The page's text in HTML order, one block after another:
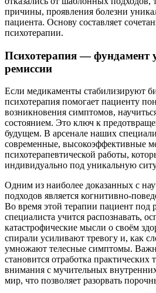
причины, проявления болезни
пациента. Основу составляет
психотерапии.
Психотерапия — фундамент
ремиссии
Если медикаменты стабилизируют
психотерапия помогает пациенту
возникновения симптомов,
состоянием. Это ключ к
будущем. В арсенале наших
современные, высокоэффективные
психотерапевтической работы,
индивидуально под уникальную
Одним из наиболее доказанных с
подходов является когнитивно-
Во время этой терапии пациент под
специалиста учится распознавать,
катастрофические мысли о своём
спирали усиливают тревогу и, как
умножают телесные симптомы.
становится отработка практических
внимания с мучительных
мир, что позволяет разорвать